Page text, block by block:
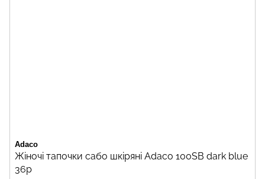
Adaco
Жіночі тапочки сабо шкіряні Adaco 100SB dark blue
36р